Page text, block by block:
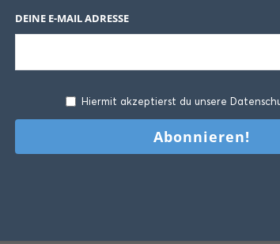
DEINE E-MAIL ADRESSE
Hiermit akzeptierst du unsere